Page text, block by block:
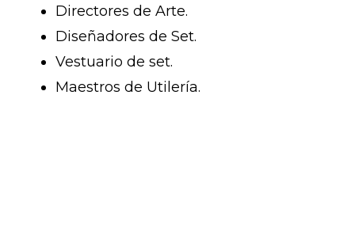
Directores de Arte.
Diseñadores de Set.
Vestuario de set.
Maestros de Utilería.